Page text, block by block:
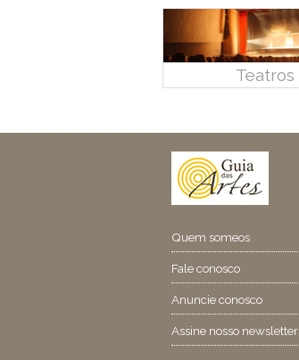
Teatros
Quem someos
Fale conosco
Anuncie conosco
Assine nosso newsletter